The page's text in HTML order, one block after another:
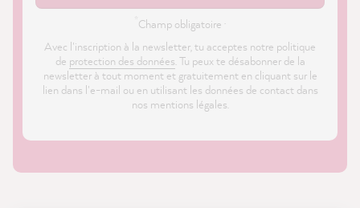
Champ obligatoire ·
Avec l'inscription à la newsletter, tu acceptes notre politique
de protection des données. Tu peux te désabonner de la
newsletter à tout moment et gratuitement en cliquant sur le
lien dans l'e-mail ou en utilisant les données de contact dans
nos mentions légales.